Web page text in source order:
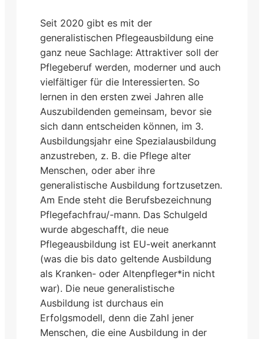
Seit 2020 gibt es mit der
generalistischen Pflegeausbildung eine
ganz neue Sachlage: Attraktiver soll der
Pflegeberuf werden, moderner und auch
vielfältiger für die Interessierten. So
lernen in den ersten zwei Jahren alle
Auszubildenden gemeinsam, bevor sie
sich dann entscheiden können, im 3.
Ausbildungsjahr eine Spezialausbildung
anzustreben, z. B. die Pflege alter
Menschen, oder aber ihre
generalistische Ausbildung fortzusetzen.
Am Ende steht die Berufsbezeichnung
Pflegefachfrau/-mann. Das Schulgeld
wurde abgeschafft, die neue
Pflegeausbildung ist EU-weit anerkannt
(was die bis dato geltende Ausbildung
als Kranken- oder Altenpfleger*in nicht
war). Die neue generalistische
Ausbildung ist durchaus ein
Erfolgsmodell, denn die Zahl jener
Menschen, die eine Ausbildung in der